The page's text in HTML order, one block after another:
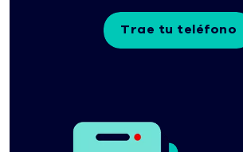
Trae tu teléfono